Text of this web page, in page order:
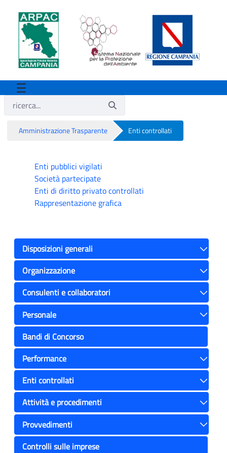
Amministrazione Trasparente Enti controllati
Enti controllati
Enti pubblici vigilati
Società partecipate
Enti di diritto privato controllati
Rappresentazione grafica
Disposizioni generali
Toggle
Organizzazione
Toggle
Consulenti e collaboratori
Toggle
Personale
Toggle
Bandi di Concorso
Performance
Toggle
Enti controllati
Toggle
Attività e procedimenti
Toggle
Provvedimenti
Toggle
Controlli sulle imprese